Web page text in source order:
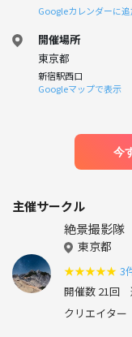
Googleカレンダーに追
開催場所
東京都
新宿駅西口
Googleマップで表示
今
主催サークル
絶景撮影隊
東京都
★★★★★ 3
開催数 21回
クリエイター